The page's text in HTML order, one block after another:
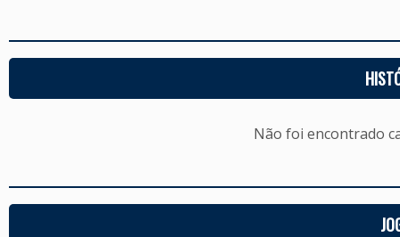
Não foi encontrado